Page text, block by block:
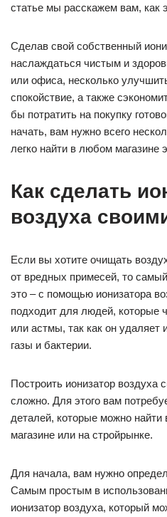
статье мы расскажем вам, как
Сделав свой собственный
наслаждаться чистым и
или офиса, несколько
спокойствие, а также
бы потратить на покупку
начать, вам нужно всего
легко найти в любом магазине
Как сделать
воздуха
Если вы хотите очищать
от вредных примесей, то
это – с помощью ионизатора
подходит для людей, которые
или астмы, так как он
газы и бактерии.
Построить ионизатор воздуха
сложно. Для этого вам
деталей, которые можно
магазине или на стройрынке.
Для начала, вам нужно
Самым простым в
ионизатор воздуха, который